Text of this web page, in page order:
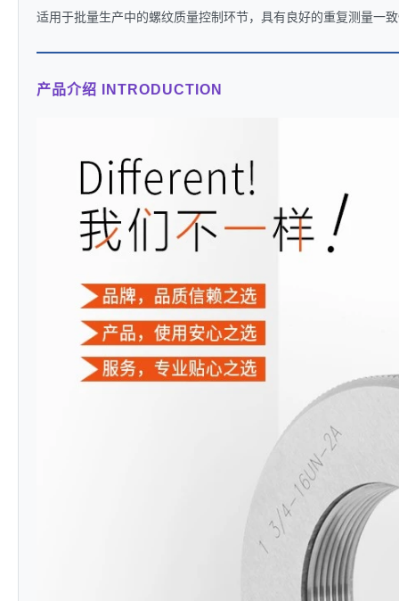
适用于批量生产中的螺纹质量控制环节，具有良好的重复测量一
产品介绍 INTRODUCTION